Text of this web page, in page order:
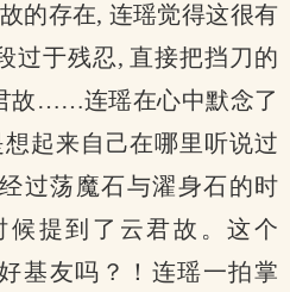
的存在, 连瑶觉得这很有
过于残忍, 直接把挡刀的
故……连瑶在心中默念了
起来自己在哪里听说过
过荡魔石与濯身石的时
提到了云君故。这个
基友吗？！连瑶一拍掌